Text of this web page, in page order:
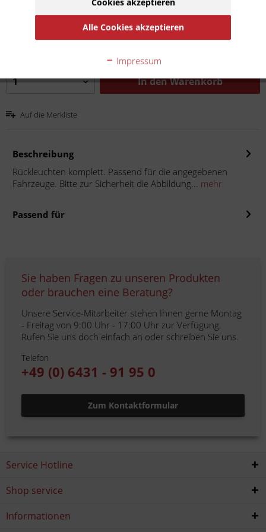
zzgl. Versandkosten
In denWarenkorb
Auf die Merkliste
Beschreibung
Rückleuchten komplett. Passend für die angegebenen
Fahrzeuge. Bitte zur Sicherheit die Abbildung... mehr
Passend für
Sie haben Fragen zu unseren Produkten
oder brauchen eine Beratung?
Unsere Service-Mitarbeiter stehen Ihnen gerne Montag
- Freitag von 9:00 Uhr - 17:00 Uhr zur Verfügung.
Rufen Sie uns doch einfach an oder schreiben Sie uns.
Telefon
+49 (0) 6431 - 91 95 0
Zum Kontaktformular
Service Hotline
Shop service
Informationen
Alle Cookies akzeptieren
Impressum